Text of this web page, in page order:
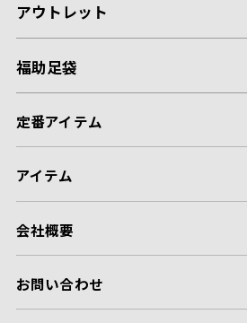
アウトレット
福助足袋
定番アイテム
アイテム
会社概要
お問い合わせ